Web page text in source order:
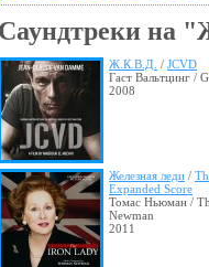
Саундтреки на
Ж.К.В.Д. / JCVD
Гаст Вальтцинг /
2008
Железная леди /
Expanded Score
Томас Ньюман /
Newman
2011